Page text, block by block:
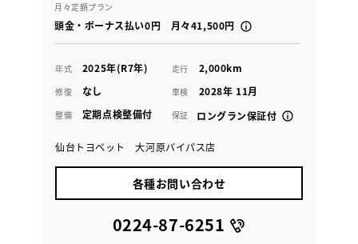
月々定額プラン
頭金・ボーナス払い0円 月々41,500円
年式 2025年(R7年) 走行 2,000km
修復 なし 車検 2028年 11月
整備 定期点検整備付 保証 ロングラン保証付
仙台トヨペット 大河原バイパス店
各種お問い合わせ
0224-87-6251